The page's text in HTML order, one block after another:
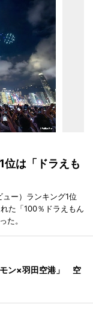
位は「ドラえも
ー）ランキング1位
た「100％ドラえもん
た。
モン×羽田空港」 空